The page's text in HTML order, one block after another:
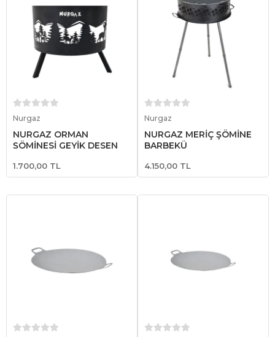
Nurgaz
NURGAZ ORMAN
ŞÖMİNESİ GEYİK DESEN
1.700,00 TL
Nurgaz
NURGAZ MERİÇ ŞÖMİNE
BARBEKÜ
4.150,00 TL